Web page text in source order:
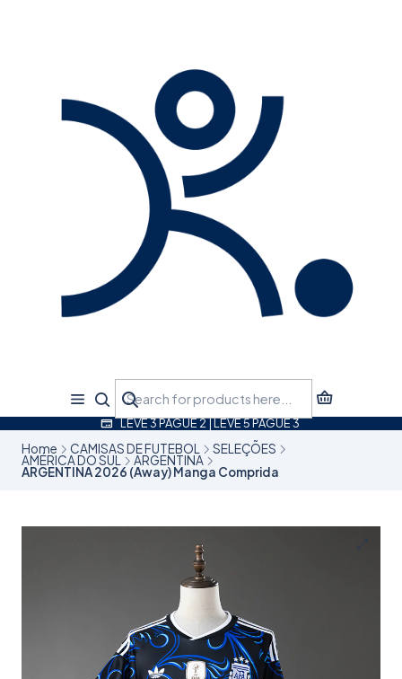
LEVE 3 PAGUE 2 | LEVE 5 PAGUE 3
Home CAMISAS DE FUTEBOL SELEÇÕES
AMÉRICA DO SUL ARGENTINA
ARGENTINA 2026 (Away) Manga Comprida